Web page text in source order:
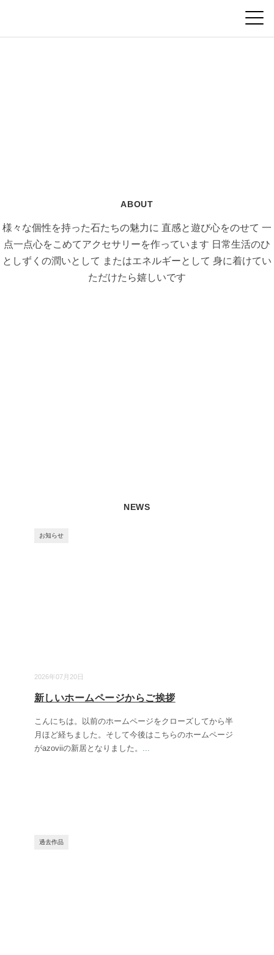
ABOUT
様々な個性を持った石たちの魅力に 直感と遊び心をのせて 一
点一点心をこめてアクセサリーを作っています 日常生活のひ
としずくの潤いとして またはエネルギーとして 身に着けてい
ただけたら嬉しいです
NEWS
2026年07月20日
お知らせ
新しいホームページからご挨拶
こんにちは。以前のホームページをクローズしてから半
月ほど経ちました。そして今後はこちらのホームページ
がazoviiの新居となりました。 ...
過去作品